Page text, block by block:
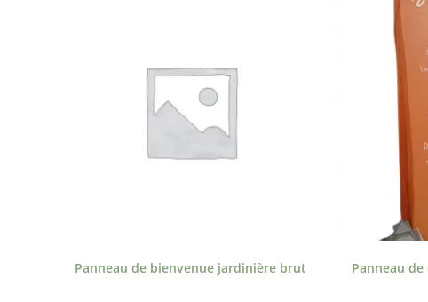
Panneau de bienvenue jardinière brut Panneau